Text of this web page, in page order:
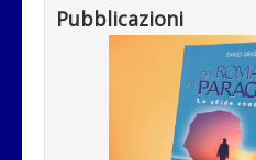
Pubblicazioni